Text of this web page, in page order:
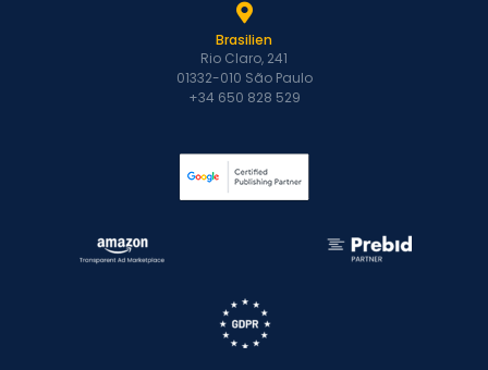
Brasilien
Rio Claro, 241
01332-010 São Paulo
+34 650 828 529